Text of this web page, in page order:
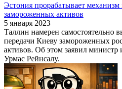
Эстония прорабатывает
замороженных активов
5 января 2023
Таллин намерен самостоятельно
передачи Киеву замороженных
активов. Об этом заявил
Урмас Рейнсалу.